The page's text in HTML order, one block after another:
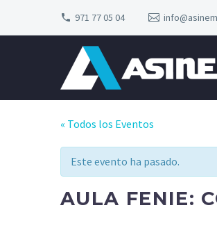
971 77 05 04
« Todos los Eventos
Este evento ha pasado.
AULA FENIE: